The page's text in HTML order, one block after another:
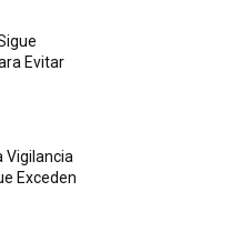
Evitar
Vigilancia
Exceden